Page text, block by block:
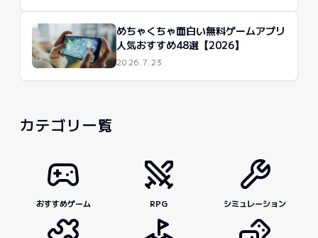
めちゃくちゃ面白い無料ゲームアプリ
人気おすすめ48選【2026】
2026.7.23
カテゴリ一覧
おすすめゲーム RPG シミュレーション